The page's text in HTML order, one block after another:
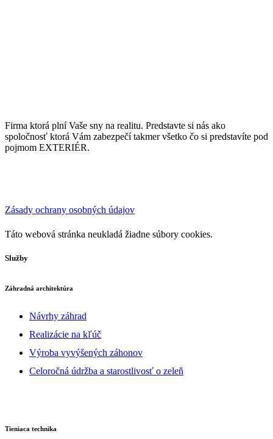
Firma ktorá plní Vaše sny na realitu. Predstavte si nás ako
spoločnosť ktorá Vám zabezpečí takmer všetko čo si predstavíte pod
pojmom EXTERIÉR.
Zásady ochrany osobných údajov
Táto webová stránka neukladá žiadne súbory cookies.
Služby
Záhradná architektúra
Návrhy záhrad
Realizácie na kľúč
Výroba vyvýšených záhonov
Celoročná údržba a starostlivosť o zeleň
Tieniaca technika